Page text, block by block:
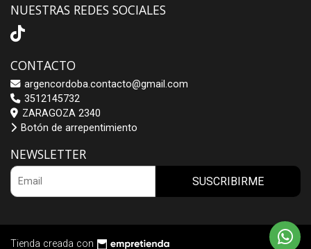
NUESTRAS REDES SOCIALES
CONTACTO
argencordoba.contacto@gmail.com
3512145732
ZARAGOZA 2340
Botón de arrepentimiento
NEWSLETTER
SUSCRIBIRME
Tienda creada con